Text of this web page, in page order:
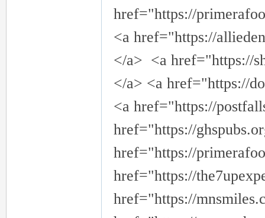
href="https://
<a href="https://
</a> <a href="https://
</a> <a href="https://
<a href="https://
href="https://
href="https://
href="https://
href="https://